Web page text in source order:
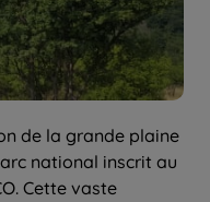
de la grande plaine
national inscrit au
Cette vaste